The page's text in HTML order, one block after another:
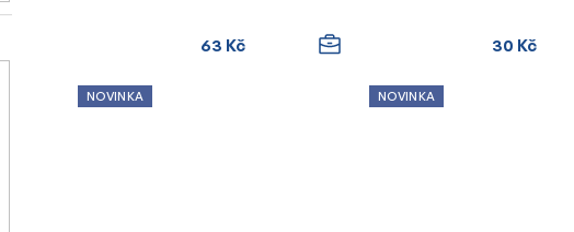
63 Kč 30 Kč
NOVINKA NOVINKA